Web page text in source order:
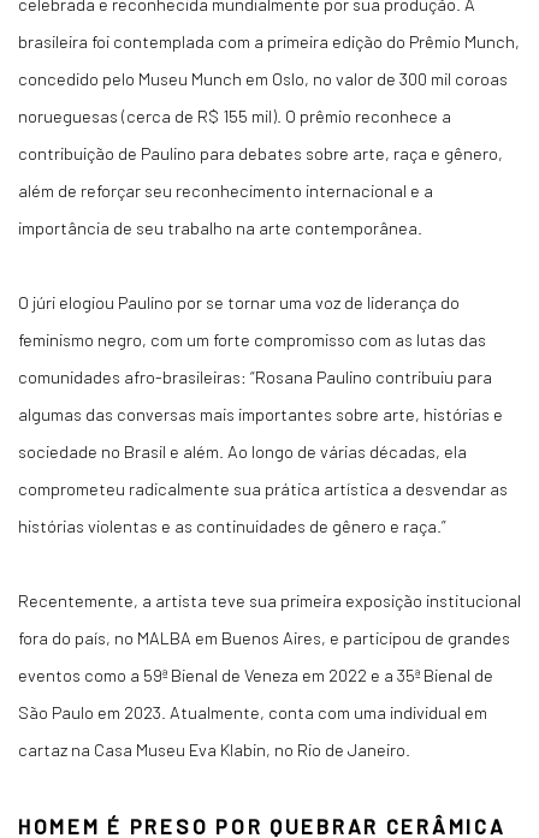
brasileira foi contemplada com a primeira edição do Prêmio Munch,
concedido pelo Museu Munch em Oslo, no valor de 300 mil coroas
norueguesas (cerca de R$ 155 mil). O prêmio reconhece a
contribuição de Paulino para debates sobre arte, raça e gênero,
além de reforçar seu reconhecimento internacional e a
importância de seu trabalho na arte contemporânea.
O júri elogiou Paulino por se tornar uma voz de liderança do
feminismo negro, com um forte compromisso com as lutas das
comunidades afro-brasileiras: “Rosana Paulino contribuiu para
algumas das conversas mais importantes sobre arte, histórias e
sociedade no Brasil e além. Ao longo de várias décadas, ela
comprometeu radicalmente sua prática artística a desvendar as
histórias violentas e as continuidades de gênero e raça.”
Recentemente, a artista teve sua primeira exposição institucional
fora do país, no MALBA em Buenos Aires, e participou de grandes
eventos como a 59ª Bienal de Veneza em 2022 e a 35ª Bienal de
São Paulo em 2023. Atualmente, conta com uma individual em
cartaz na Casa Museu Eva Klabin, no Rio de Janeiro.
HOMEM É PRESO POR QUEBRAR CERÂMICA